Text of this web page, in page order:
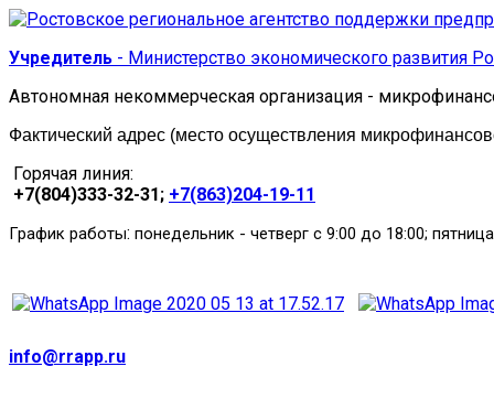
Учредитель - Министерство экономического развития
Автономная некоммерческая организация -
Фактический адрес (место осуществления
Горячая линия:
+7(804)333-32-31; +7(863)204-19-11
График работы: понедельник - четверг с 9:00 до 18:00;
info@rrapp.ru